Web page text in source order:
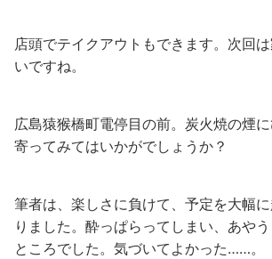
店頭でテイクアウトもできます。次回
いですね。
広島猿猴橋町電停目の前。炭火焼の煙
寄ってみてはいかがでしょうか？
筆者は、楽しさに負けて、予定を大幅
りました。酔っぱらってしまい、あや
ところでした。気づいてよかった……。